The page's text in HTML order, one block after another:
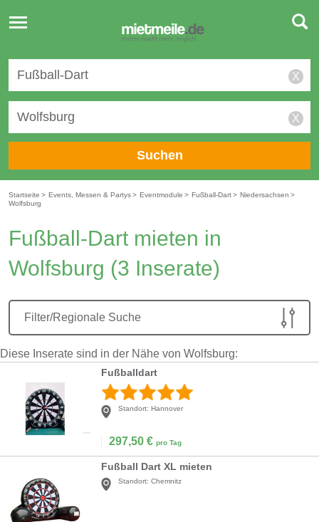
Toggle
navigation
X
X
Suchen
Startseite > Events, Messen & Partys> Eventmodule > Fußball-Dart> Niedersachsen >
Wolfsburg
Fußball-Dart mieten in
Wolfsburg (3 Inserate)
Filter/Regionale Suche
Diese Inserate sind in der Nähe von Wolfsburg:
Fußballdart
Standort: Hannover
297,50 € pro Tag
Fußball Dart XL mieten
Standort: Chemnitz